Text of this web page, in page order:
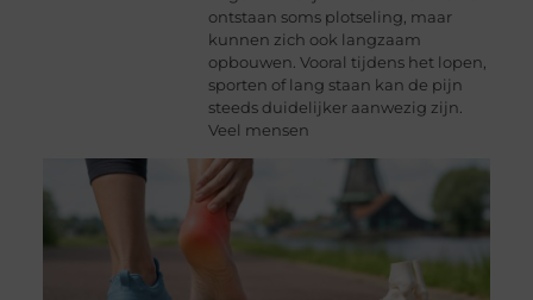
ontstaan soms plotseling, maar
kunnen zich ook langzaam
opbouwen. Vooral tijdens het lopen,
sporten of lang staan kan de pijn
steeds duidelijker aanwezig zijn.
Veel mensen